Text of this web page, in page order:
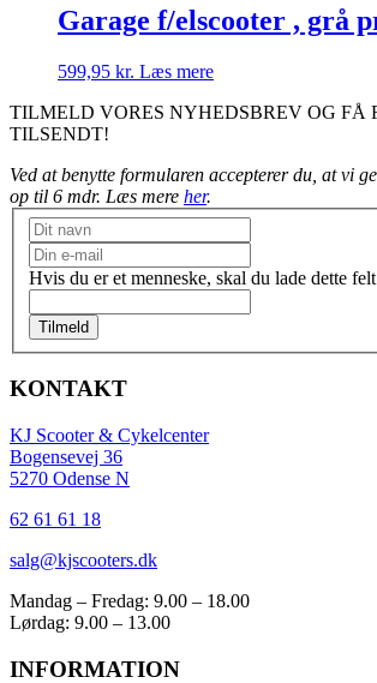
Garage f/elscooter , grå
599,95 kr. Læs mere
TILMELD VORES NYHEDSBREV OG FÅ
TILSENDT!
Ved at benytte formularen accepterer du, at vi
op til 6 mdr. Læs mere her.
Nyhedsbrev
Hvis du er et menneske, skal du lade dette
Tilmeld
KONTAKT
KJ Scooter & Cykelcenter
Bogensevej 36
5270 Odense N
62 61 61 18
salg@kjscooters.dk
Mandag – Fredag: 9.00 – 18.00
Lørdag: 9.00 – 13.00
INFORMATION